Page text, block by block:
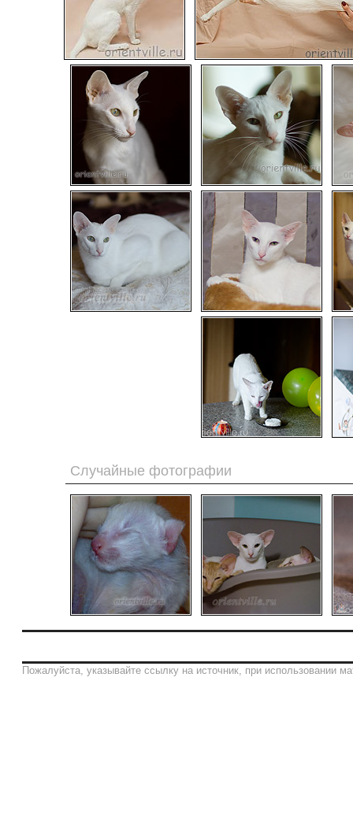
Случайные фотографии
Пожалуйста, указывайте ссылку на источник, при использовании